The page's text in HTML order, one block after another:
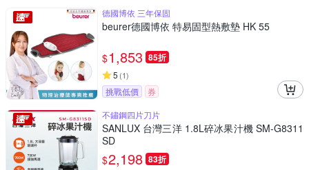
德國博依 三年保固
beurer德國博依 特易固型熱敷墊 HK 55
$1,853 85折
5 (1)
挑戰低價
券
不鏽鋼四片刀片
SANLUX 台灣三洋 1.8L碎冰果汁機 SM-G8311
SD
$2,198 83折